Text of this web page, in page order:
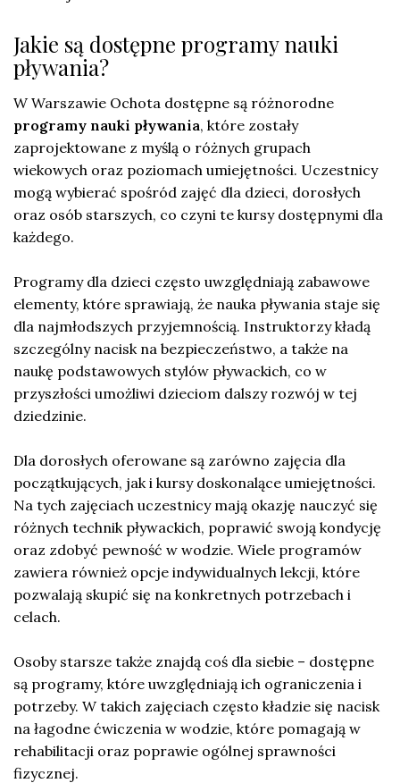
Jakie są dostępne programy nauki
pływania?
W Warszawie Ochota dostępne są różnorodne
programy nauki pływania, które zostały
zaprojektowane z myślą o różnych grupach
wiekowych oraz poziomach umiejętności. Uczestnicy
mogą wybierać spośród zajęć dla dzieci, dorosłych
oraz osób starszych, co czyni te kursy dostępnymi dla
każdego.
Programy dla dzieci często uwzględniają zabawowe
elementy, które sprawiają, że nauka pływania staje się
dla najmłodszych przyjemnością. Instruktorzy kładą
szczególny nacisk na bezpieczeństwo, a także na
naukę podstawowych stylów pływackich, co w
przyszłości umożliwi dzieciom dalszy rozwój w tej
dziedzinie.
Dla dorosłych oferowane są zarówno zajęcia dla
początkujących, jak i kursy doskonalące umiejętności.
Na tych zajęciach uczestnicy mają okazję nauczyć się
różnych technik pływackich, poprawić swoją kondycję
oraz zdobyć pewność w wodzie. Wiele programów
zawiera również opcje indywidualnych lekcji, które
pozwalają skupić się na konkretnych potrzebach i
celach.
Osoby starsze także znajdą coś dla siebie – dostępne
są programy, które uwzględniają ich ograniczenia i
potrzeby. W takich zajęciach często kładzie się nacisk
na łagodne ćwiczenia w wodzie, które pomagają w
rehabilitacji oraz poprawie ogólnej sprawności
fizycznej.